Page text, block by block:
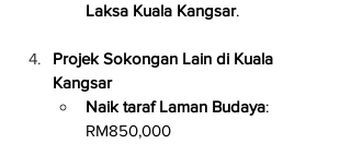
Laksa Kuala Kangsar.
Projek Sokongan Lain di Kuala
Kangsar
Naik taraf Laman Budaya:
RM850,000